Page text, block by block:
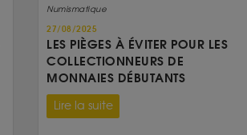
Numismatique
27/08/2025
LES PIÈGES À ÉVITER POUR LES
COLLECTIONNEURS DE
MONNAIES DÉBUTANTS
Lire la suite